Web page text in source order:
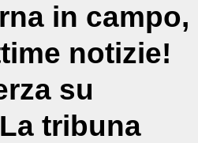
in campo,
notizie!
su
tribuna